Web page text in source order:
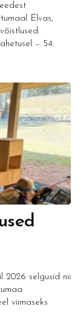
Elvas,
– 54.
2026 selgusid nii
viimaseks